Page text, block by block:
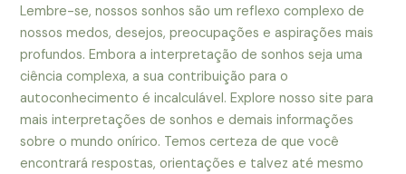
Lembre-se, nossos sonhos são um reflexo complexo de
nossos medos, desejos, preocupações e aspirações mais
profundos. Embora a interpretação de sonhos seja uma
ciência complexa, a sua contribuição para o
autoconhecimento é incalculável. Explore nosso site para
mais interpretações de sonhos e demais informações
sobre o mundo onírico. Temos certeza de que você
encontrará respostas, orientações e talvez até mesmo